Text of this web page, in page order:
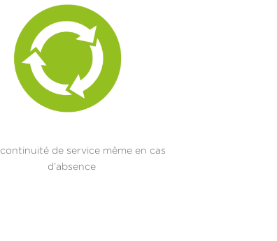
de service même en cas
d’absence